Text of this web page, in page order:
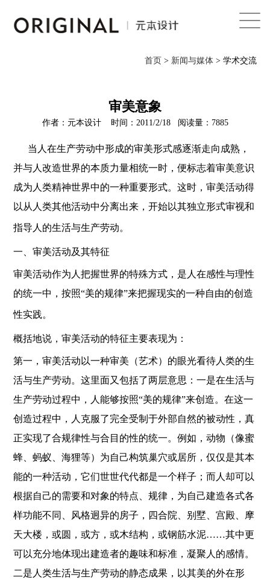
案例
新闻与媒体
English
首页 > 新闻与媒体> 学术交流
审美意象
作者：元本设计 时间：2011/2/18 阅读量：7885
当人在生产劳动中形成的审美形式感逐渐走向成熟，
并与人改造世界的本质力量相统一时，便标志着审美意识
成为人类精神世界中的一种重要形式。这时，审美活动得
以从人类其他活动中分离出来，开始以其独立形式审视和
指导人的生活与生产劳动。
一、审美活动及其特征
审美活动作为人把握世界的特殊方式，是人在感性与理性
的统一中，按照“美的规律”来把握现实的一种自由的创造
性实践。
概括地说，审美活动的特征主要表现为：
第一，审美活动以一种审美（艺术）的眼光看待人类的生
活与生产劳动。这里面又包括了两层意思：一是在生活与
生产劳动过程中，人能够按照“美的规律”来创造。在这一
创造过程中，人克服了完全受制于外部自然的被动性，真
正实现了合规律性与合目的性的统一。例如，动物（像蜜
蜂、蚂蚁、海狸等）为自己构筑巢穴或居所，仅仅是其本
能的一种活动，它们世世代代都是一个样子；而人却可以
根据自己的需要和对象的特点、规律，为自己建造各式各
样功能不同、风格迥异的房子，四合院、别墅、宫殿、摩
天大楼，或圆，或方，或木结构，或钢筋水泥……其中更
可以充分地体现出建造者的趣味和标准，凝聚人的感情。
二是人类生活与生产劳动的静态成果，以其美的外在形